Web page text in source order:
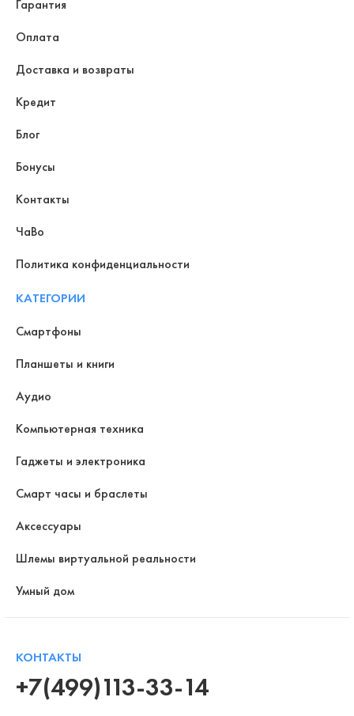
Гарантия
Оплата
Доставка и возвраты
Кредит
Блог
Бонусы
Контакты
ЧаВо
Политика конфиденциальности
КАТЕГОРИИ
Смартфоны
Планшеты и книги
Аудио
Компьютерная техника
Гаджеты и электроника
Смарт часы и браслеты
Аксессуары
Шлемы виртуальной реальности
Умный дом
КОНТАКТЫ
+7(499)113-33-14